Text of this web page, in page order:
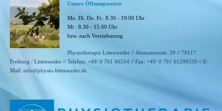
Unsere Öffnungszeiten
Mo. Di. Do. Fr.: 8.30 - 19:00 Uhr
Mi : 8.30 - 15.00 Uhr
bzw. nach Vereinbarung
Physiotherapie Littenweiler // Alemannenstr. 29 // 79117
Freiburg / Littenweiler // Telefon: +49/ 0 761 66554 // Fax: +49/ 0 761 61299339 // E-
Mail: info@physio-littenweiler.de